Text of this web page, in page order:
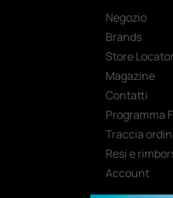
Negozio
Brands
Store Locator
Magazine
Contatti
Programma
Traccia
Resi e
Account